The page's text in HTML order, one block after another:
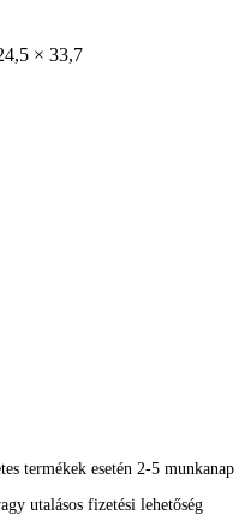
× 33,7
termékek esetén 2-5 munkanap
utalásos fizetési lehetőség